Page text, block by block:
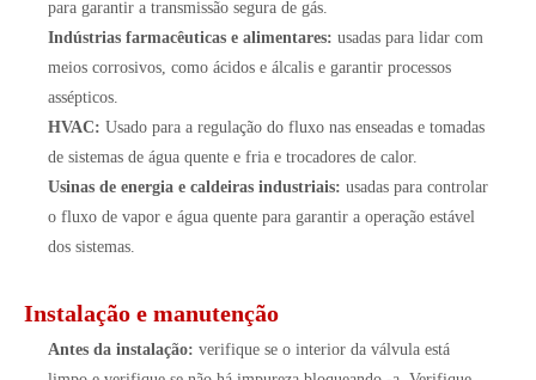
para garantir a transmissão segura de gás.
Indústrias farmacêuticas e alimentares: usadas para lidar com
meios corrosivos, como ácidos e álcalis e garantir processos
assépticos.
HVAC: Usado para a regulação do fluxo nas enseadas e tomadas
de sistemas de água quente e fria e trocadores de calor.
Usinas de energia e caldeiras industriais: usadas para controlar
o fluxo de vapor e água quente para garantir a operação estável
dos sistemas.
Instalação e manutenção
Antes da instalação: verifique se o interior da válvula está